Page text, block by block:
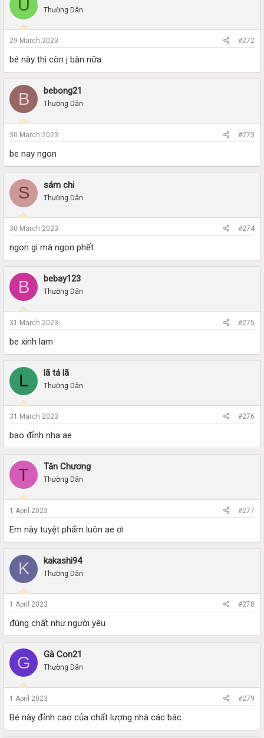
U Thường Dân
29 March 2023 #272
bé này thì còn j bàn nữa
B bebong21
Thường Dân
30 March 2023 #273
be nay ngon
S sám chi
Thường Dân
30 March 2023 #274
ngon gì mà ngon phết
B bebay123
Thường Dân
31 March 2023 #275
be xinh lam
L lã tá lã
Thường Dân
31 March 2023 #276
bao đỉnh nha ae
T Tân Chương
Thường Dân
1 April 2023 #277
Em này tuyệt phẩm luôn ae ơi
K kakashi94
Thường Dân
1 April 2023 #278
đúng chất như người yêu
G Gà Con21
Thường Dân
1 April 2023 #279
Bé này đỉnh cao của chất lượng nhà các bác.